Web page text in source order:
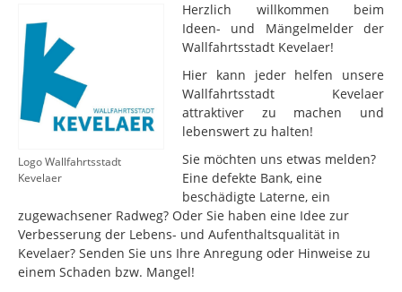
Logo Wallfahrtsstadt
Kevelaer
Herzlich willkommen beim
Ideen- und Mängelmelder der
Wallfahrtsstadt Kevelaer!
Hier kann jeder helfen unsere
Wallfahrtsstadt Kevelaer
attraktiver zu machen und
lebenswert zu halten!
Sie möchten uns etwas melden?
Eine defekte Bank, eine
beschädigte Laterne, ein
zugewachsener Radweg? Oder Sie haben eine Idee zur
Verbesserung der Lebens- und Aufenthaltsqualität in
Kevelaer? Senden Sie uns Ihre Anregung oder Hinweise zu
einem Schaden bzw. Mangel!